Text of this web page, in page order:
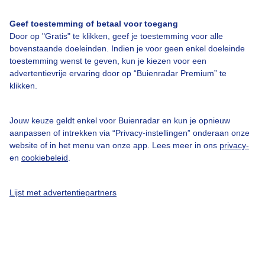
Geef toestemming of betaal voor toegang
Door op "Gratis" te klikken, geef je toestemming voor alle
bovenstaande doeleinden. Indien je voor geen enkel doeleinde
toestemming wenst te geven, kun je kiezen voor een
advertentievrije ervaring door op “Buienradar Premium” te
klikken.
Jouw keuze geldt enkel voor Buienradar en kun je opnieuw
aanpassen of intrekken via “Privacy-instellingen” onderaan onze
website of in het menu van onze app. Lees meer in ons privacy-
en cookiebeleid
Lijst met advertentiepartners
Formaat 215x155 pixels:
Formaat 256x256 pixels: